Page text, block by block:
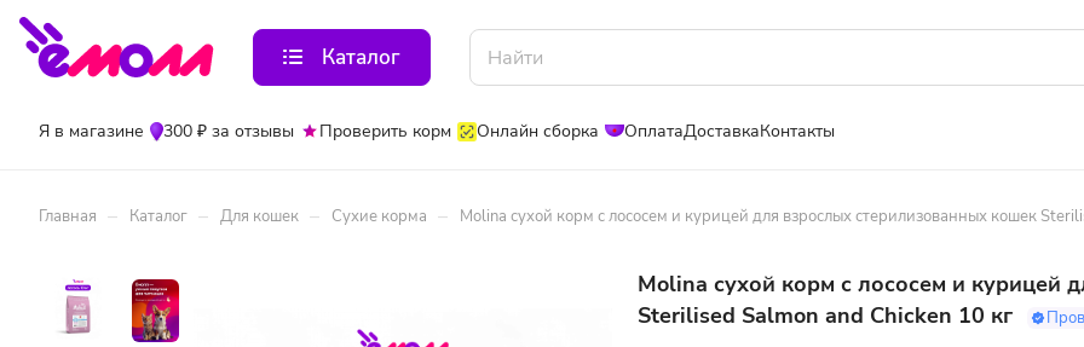
Каталог
Я в магазине 300 ₽ за отзывы Проверить корм Онлайн сборка ОплатаДоставкаКонтакты
Главная – Каталог – Для кошек – Сухие корма – Molina сухой корм с лососем и курицей для взрослых стерилизованных кошек
Molina сухой корм с лососем и курицей
Sterilised Salmon and Chicken 10 кг